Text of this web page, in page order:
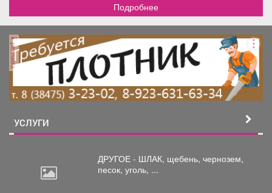
Подробнее
реклама
УСЛУГИ
ДРУГОЕ - ШЛАК, щебень, чернозем,
песок, уголь, ...